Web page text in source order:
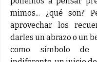
mimos... ¿qué son?
aprovechar los
darles un abrazo o un
como símbolo de